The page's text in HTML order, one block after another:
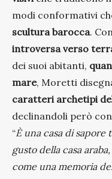
modi conformativi
scultura barocca.
introversa verso
dei suoi abitanti,
mare, Moretti
caratteri archetipi
declinandoli però
“È una casa di
gusto della casa
come una memoria